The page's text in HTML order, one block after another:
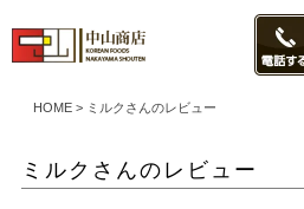
HOME ミルクさんのレビュー
ミルクさんのレビュー